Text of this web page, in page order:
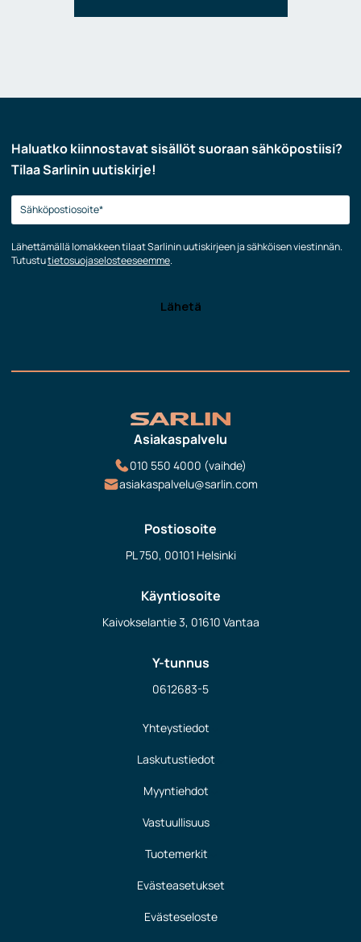
Haluatko kiinnostavat sisällöt suoraan sähköpostiisi?
Tilaa Sarlinin uutiskirje!
Lähettämällä lomakkeen tilaat Sarlinin uutiskirjeen ja sähköisen viestinnän.
Tutustutietosuojaselosteeseemme.
Asiakaspalvelu
010 550 4000 (vaihde)
asiakaspalvelu@sarlin.com
Postiosoite
PL 750, 00101 Helsinki
Käyntiosoite
Kaivokselantie 3, 01610 Vantaa
Y-tunnus
0612683-5
Yhteystiedot
Laskutustiedot
Myyntiehdot
Vastuullisuus
Tuotemerkit
Evästeasetukset
Evästeseloste